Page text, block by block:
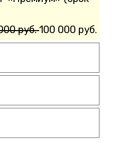
руб.100 000 руб.